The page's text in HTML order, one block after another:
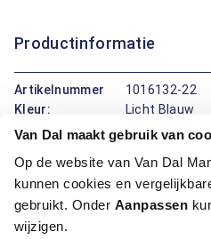
Van Dal maakt gebruik van
Op de website van Van Dal
kunnen cookies en
gebruikt. Onder Aanpassen
wijzigen.
Productinformatie
Artikelnummer
1016132-22
Kleur:
Licht Blauw
Materiaal:
60% Katoen /
Motief:
Strepen
Deze trui van Bartlett heeft een
pasvorm. Het gestreepte motief